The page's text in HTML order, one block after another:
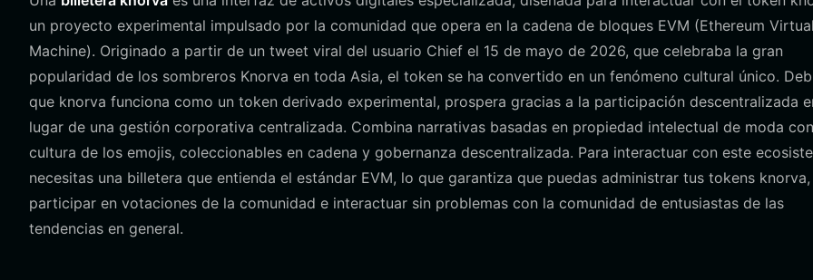
un proyecto experimental impulsado por la comunidad que opera en la cadena de bloques EVM (Ethereum Virtual
Machine). Originado a partir de un tweet viral del usuario Chief el 15 de mayo de 2026, que celebraba la gran
popularidad de los sombreros Knorva en toda Asia, el token se ha convertido en un fenómeno cultural único.
que knorva funciona como un token derivado experimental, prospera gracias a la participación descentralizada
lugar de una gestión corporativa centralizada. Combina narrativas basadas en propiedad intelectual de moda
cultura de los emojis, coleccionables en cadena y gobernanza descentralizada. Para interactuar con este
necesitas una billetera que entienda el estándar EVM, lo que garantiza que puedas administrar tus tokens knorva,
participar en votaciones de la comunidad e interactuar sin problemas con la comunidad de entusiastas de las
tendencias en general.